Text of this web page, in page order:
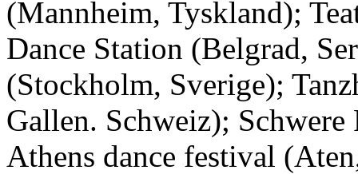
(Mannheim, Tyskland);
Dance Station (Belgrad,
(Stockholm, Sverige);
Gallen. Schweiz);
Athens dance festival